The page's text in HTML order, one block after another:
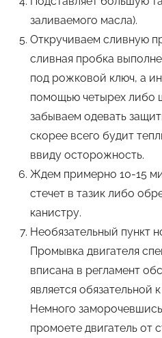
заливаемого масла).
Откручиваем сливную
сливная пробка
под рожковой ключ, а
помощью четырех либо
забываем одевать
скорее всего будит
ввиду осторожность.
Ждем примерно 10-15
стечет в тазик либо
канистру.
Необязательный пункт
Промывка двигателя
вписана в регламент
является обязательной
Немного
промоете двигатель от